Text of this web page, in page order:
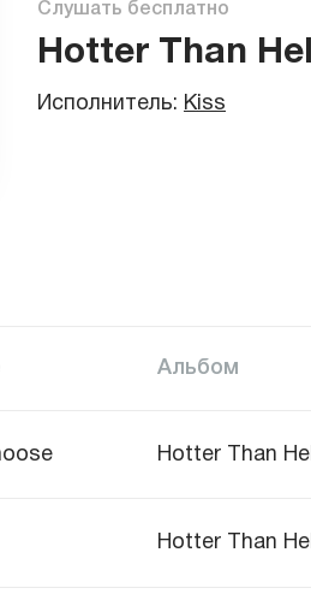
Слушать бесплатно
Hotter Than Hell
Исполнитель: Kiss
Альбом
Hotter Than Hell
Hotter Than Hell